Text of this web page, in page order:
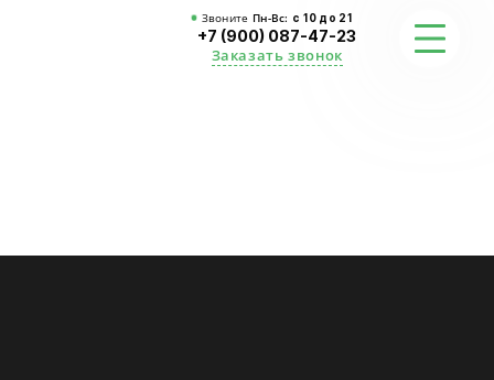
Звоните Пн-Вс: с 10 до 21
+7 (900) 087-47-23
Заказать звонок